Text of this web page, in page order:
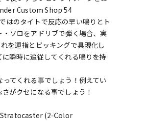
Custom Shop 54
のタイトで反応の早い鳴りとト
ソロをアドリブで弾く場合、実
を運指とピッキングで具現化し
瞬時に追従してくれる鳴りを持
てくれる事でしょう！例えてい
がクセになる事でしょう！
Stratocaster (2-Color